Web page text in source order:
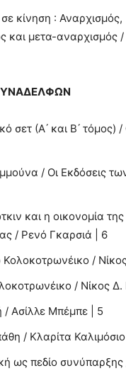
κίνηση : Αναρχισμός,
και μετα-αναρχισμός
σετ (Α´ και Β´ τόμος)
/ Οι Εκδόσεις
και η οικονομία της
/ Ρενό Γκαρσιά | 6
Κολοκοτρωνέικο /
/ Νίκος Δ.
/ Ασίλλε Μπέμπε | 5
/ Κλαρίτα
ως πεδίο